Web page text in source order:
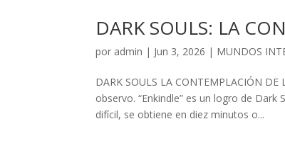
DARK SOULS: LA
por admin | Jun 3, 2026 | MUNDOS
DARK SOULS LA CONTEMPLACIÓN
observo. “Enkindle” es un logro de
difícil, se obtiene en diez minutos o...